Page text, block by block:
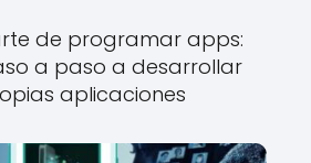
de programar apps:
a paso a desarrollar
aplicaciones